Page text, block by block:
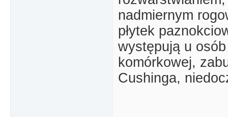
nadmiernym
płytek
występują u
komórkowej,
Cushinga,